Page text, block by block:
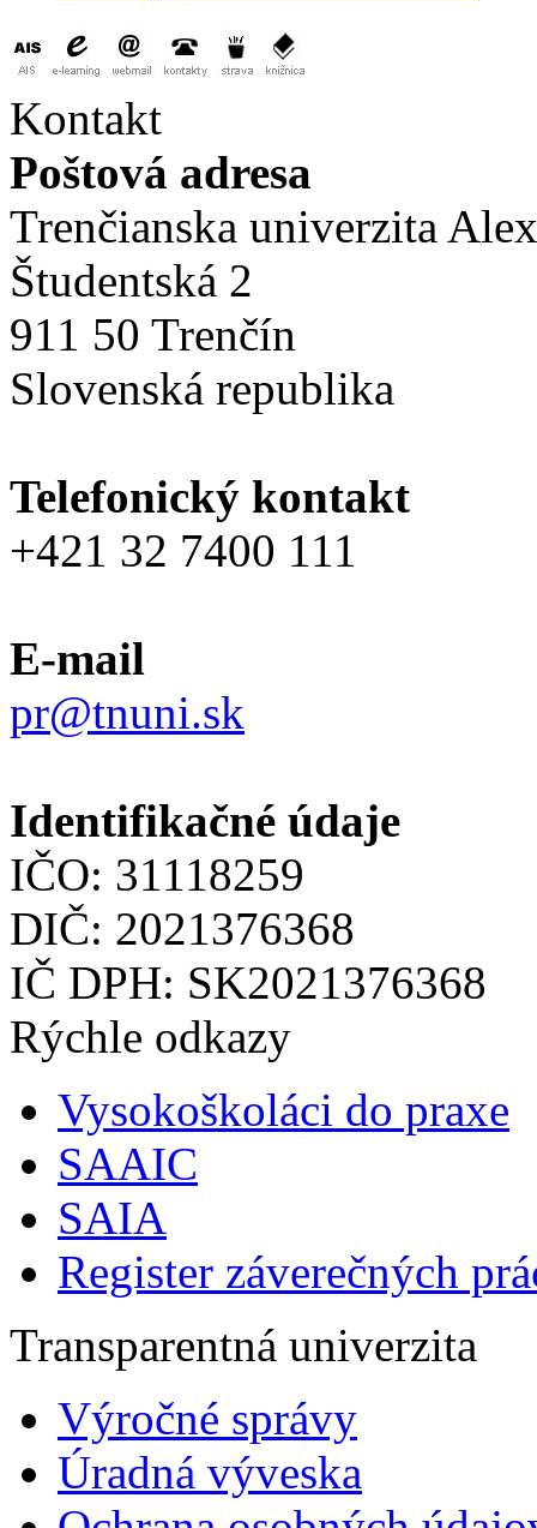
Kontakt
Poštová adresa
Trenčianska univerzita
Študentská 2
911 50 Trenčín
Slovenská republika
Telefonický kontakt
+421 32 7400 111
E-mail
pr@tnuni.sk
Identifikačné údaje
IČO: 31118259
DIČ: 2021376368
IČ DPH: SK2021376368
Rýchle odkazy
Vysokoškoláci do praxe
SAAIC
SAIA
Register záverečných
Transparentná univerzita
Výročné správy
Úradná výveska